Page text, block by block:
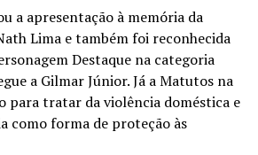
a apresentação à memória da
Lima e também foi reconhecida
Destaque na categoria
a Gilmar Júnior. Já a Matutos na
para tratar da violência doméstica e
como forma de proteção às